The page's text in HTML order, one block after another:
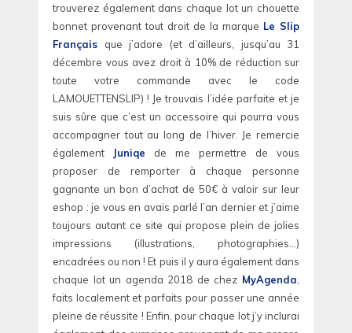
trouverez également dans chaque lot un chouette
bonnet provenant tout droit de la marque Le Slip
Français que j’adore (et d’ailleurs, jusqu’au 31
décembre vous avez droit à 10% de réduction sur
toute votre commande avec le code
LAMOUETTENSLIP) ! Je trouvais l’idée parfaite et je
suis sûre que c’est un accessoire qui pourra vous
accompagner tout au long de l’hiver. Je remercie
également
Juniqe de me permettre de vous
proposer de remporter à chaque personne
gagnante un bon d’achat de 50€ à valoir sur leur
eshop : je vous en avais parlé l’an dernier et j’aime
toujours autant ce site qui propose plein de jolies
impressions (illustrations, photographies…)
encadrées ou non ! Et puis il y aura également dans
chaque lot un agenda 2018 de chez MyAgenda
faits localement et parfaits pour passer une année
pleine de réussite ! Enfin, pour chaque lot j’y inclurai